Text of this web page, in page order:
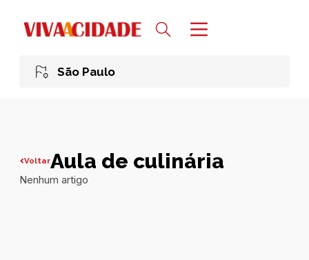
São Paulo
VoltarAula de culinária
Nenhum artigo